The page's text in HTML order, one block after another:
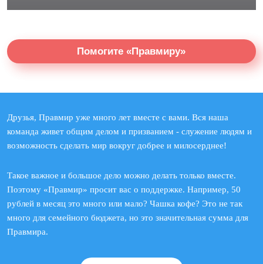
Помогите «Правмиру»
Друзья, Правмир уже много лет вместе с вами. Вся наша
команда живет общим делом и призванием - служение людям и
возможность сделать мир вокруг добрее и милосерднее!
Такое важное и большое дело можно делать только вместе.
Поэтому «Правмир» просит вас о поддержке. Например, 50
рублей в месяц это много или мало? Чашка кофе? Это не так
много для семейного бюджета, но это значительная сумма для
Правмира.